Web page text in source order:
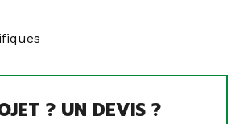
? UN DEVIS ?